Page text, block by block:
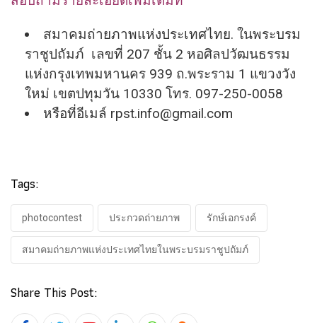
สมาคมถ่ายภาพแห่งประเทศไทย. ในพระบรม
ราชูปถัมภ์ เลขที่ 207 ชั้น 2 หอศิลปวัฒนธรรม
แห่งกรุงเทพมหานคร 939 ถ.พระราม 1 แขวงวัง
ใหม่ เขตปทุมวัน 10330 โทร. 097-250-0058
หรือที่อีเมล์ rpst.info@gmail.com
Tags:
photocontest ประกวดถ่ายภาพ รักษ์เอกรงค์
สมาคมถ่ายภาพแห่งประเทศไทยในพระบรมราชูปถัมภ์
Share This Post: